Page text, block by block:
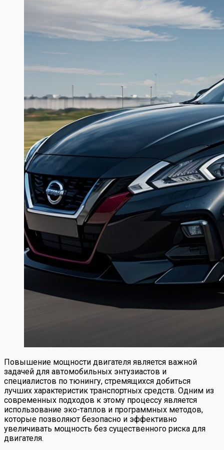
Повышение мощности двигателя является важной
задачей для автомобильных энтузиастов и
специалистов по тюнингу, стремящихся добиться
лучших характеристик транспортных средств. Одним из
современных подходов к этому процессу является
использование эко-таплов и программных методов,
которые позволяют безопасно и эффективно
увеличивать мощность без существенного риска для
двигателя.